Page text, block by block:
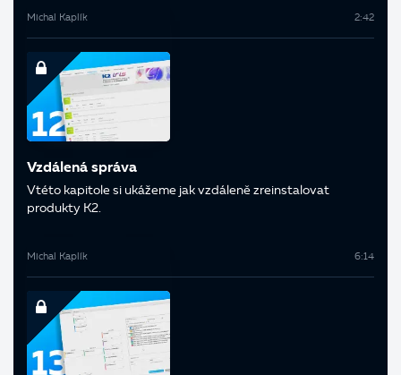
Michal Kaplík 2:42
Vzdálená správa
V této kapitole si ukážeme jak vzdáleně zreinstalovat
produkty K2.
Michal Kaplík 6:14